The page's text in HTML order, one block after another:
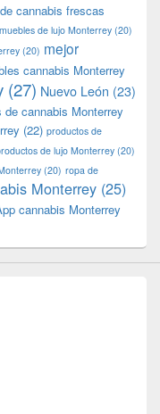
cannabis frescas
de lujo Monterrey (20)
(20) mejor
cannabis Monterrey
(27) Nuevo León (23)
de cannabis Monterrey
(22) productos de
de lujo Monterrey (20)
(20) ropa de
Monterrey (25)
cannabis Monterrey